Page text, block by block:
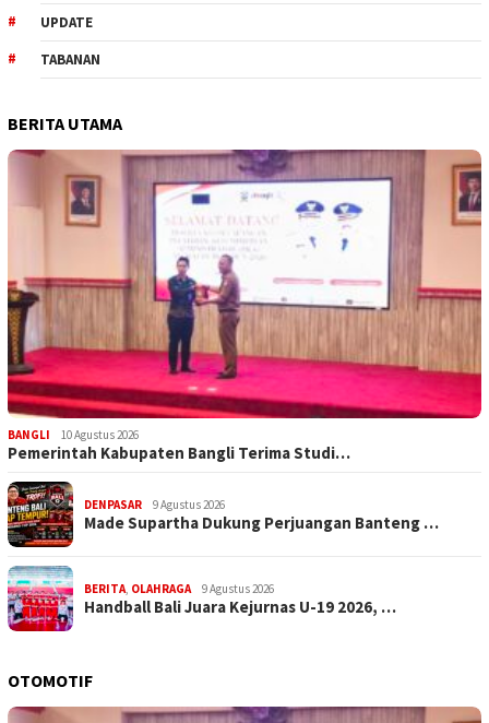
UPDATE
TABANAN
BERITA UTAMA
BANGLI 10 Agustus 2026
Pemerintah Kabupaten Bangli Terima Studi…
DENPASAR 9 Agustus 2026
Made Supartha Dukung Perjuangan Banteng …
BERITA, OLAHRAGA 9 Agustus 2026
Handball Bali Juara Kejurnas U-19 2026, …
OTOMOTIF